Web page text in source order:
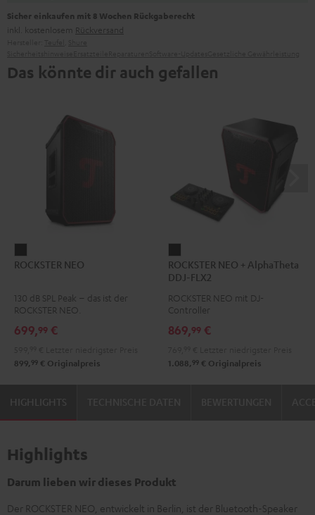
Sicher einkaufen mit 8 Wochen Rückgaberecht
inkl. kostenlosem Rückversand
Das könnte dir auch gefallen
NEO
ROCKSTER NEO
130 dB SPL Peak – das ist der
ROCKSTER NEO.
699,99 €
899, 99 € Originalpreis
NEO
+
AlphaTheta
FLX2
ROCKSTER NEO + AlphaTheta
DDJ-FLX2
ROCKSTER NEO mit DJ-
Controller
869,99 €
1.088, 99 € Originalpreis
HIGHLIGHTS
Highlights
Darum lieben wir dieses Produkt
Der ROCKSTER NEO, entwickelt in Berlin, ist der Bluetooth-Speaker